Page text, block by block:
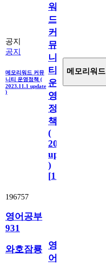
공지
공지
메모리워드 커뮤
니티 운영정책 (
2023.11.1 update
)
워
드
커
뮤
니
티
운
영
정
책
(
2023.11.1
update
)
[110
메모리워드
196757
영어공부
931
와호잠룡
영
어